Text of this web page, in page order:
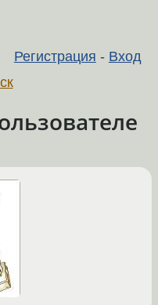
Регистрация - Вход